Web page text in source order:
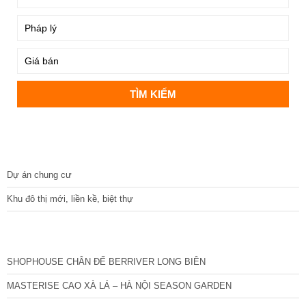
Dự án chung cư
Khu đô thị mới, liền kề, biệt thự
SHOPHOUSE CHÂN ĐẾ BERRIVER LONG BIÊN
MASTERISE CAO XÀ LÁ – HÀ NỘI SEASON GARDEN